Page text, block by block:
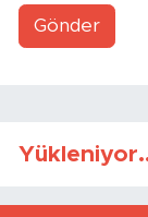
Gönder